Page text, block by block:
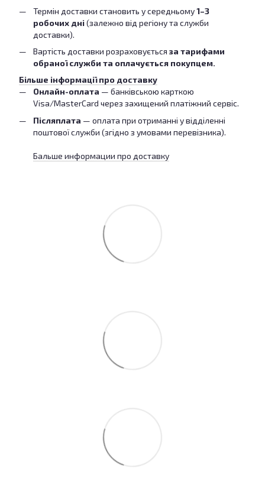
Термін доставки становить у середньому1–3
робочих дні(залежно від регіону та служби
доставки).
Вартість доставки розраховується за тарифами
обраної служби та оплачується покупцем.
Більше інформації про доставку
Онлайн-оплата — банківською карткою
Visa/MasterCard через захищений платіжний сервіс.
Післяплата — оплата при отриманні у відділенні
поштової служби (згідно з умовами перевізника).
Бальше информации про доставку